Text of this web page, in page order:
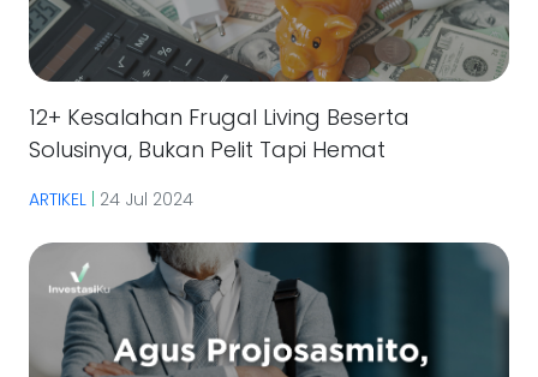
12+ Kesalahan Frugal Living Beserta
Solusinya, Bukan Pelit Tapi Hemat
ARTIKEL 24 Jul 2024